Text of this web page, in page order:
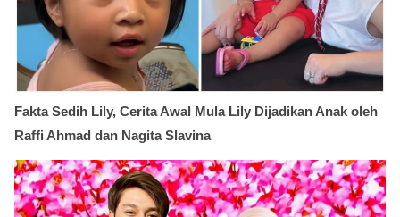
Fakta Sedih Lily, Cerita Awal Mula Lily Dijadikan Anak oleh
Raffi Ahmad dan Nagita Slavina